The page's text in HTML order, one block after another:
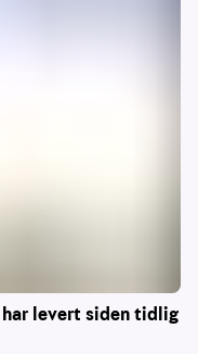
har levert siden tidlig